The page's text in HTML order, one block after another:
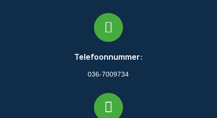
Telefoonnummer:
036-7009734